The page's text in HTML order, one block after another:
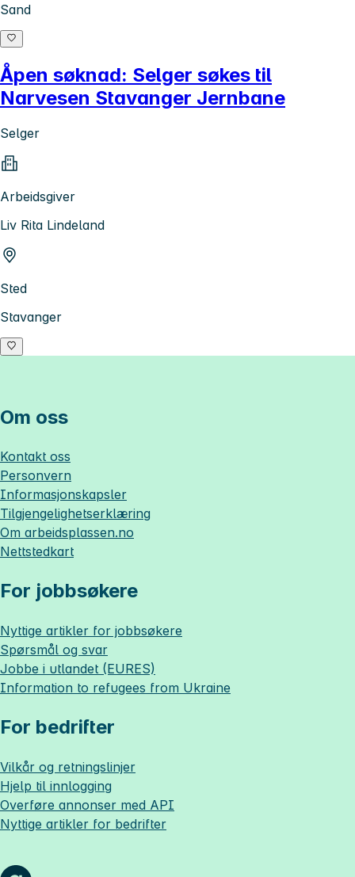
Sand
Åpen søknad: Selger søkes til
Narvesen Stavanger Jernbane
Selger
Arbeidsgiver
Liv Rita Lindeland
Sted
Stavanger
Om oss
Kontakt oss
Personvern
Informasjonskapsler
Tilgjengelighetserklæring
Om arbeidsplassen.no
Nettstedkart
For jobbsøkere
Nyttige artikler for jobbsøkere
Spørsmål og svar
Jobbe i utlandet (EURES)
Information to refugees from Ukraine
For bedrifter
Vilkår og retningslinjer
Hjelp til innlogging
Overføre annonser med API
Nyttige artikler for bedrifter